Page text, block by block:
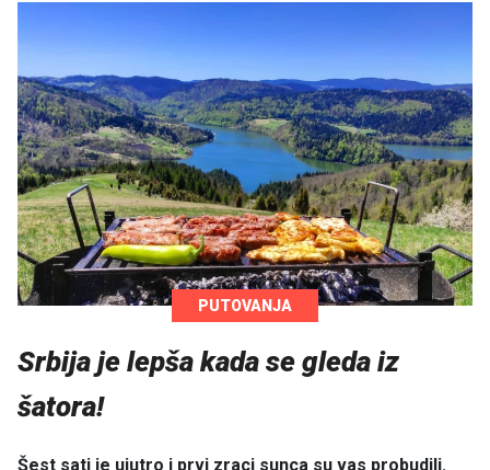
PUTOVANJA
Srbija je lepša kada se gleda iz
šatora!
Šest sati je ujutro i prvi zraci sunca su vas probudili.